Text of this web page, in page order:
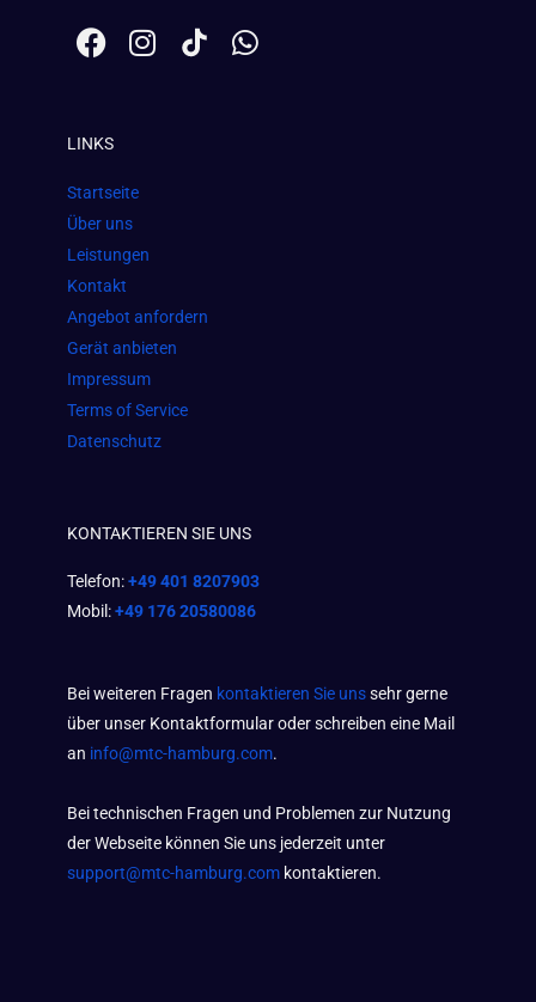
F
a
b
o
o
k
I
n
m
W
h
LINKS
Startseite
Über uns
Leistungen
Kontakt
Angebot anfordern
Gerät anbieten
Impressum
Terms of Service
Datenschutz
KONTAKTIEREN SIE UNS
Telefon:+49 401 8207903
Mobil:+49 176 20580086
Bei weiteren Fragen kontaktieren Sie unssehr gerne
über unser Kontaktformular oder schreiben eine Mail
an info@mtc-hamburg.com.
Bei technischen Fragen und Problemen zur Nutzung
der Webseite können Sie uns jederzeit unter
support@mtc-hamburg.com kontaktieren.